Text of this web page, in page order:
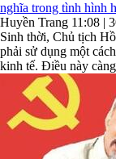
nghĩa trong tình hình
Huyền Trang 11:08 |
Sinh thời, Chủ tịch
phải sử dụng một
kinh tế. Điều này
Nhà nước ta đang